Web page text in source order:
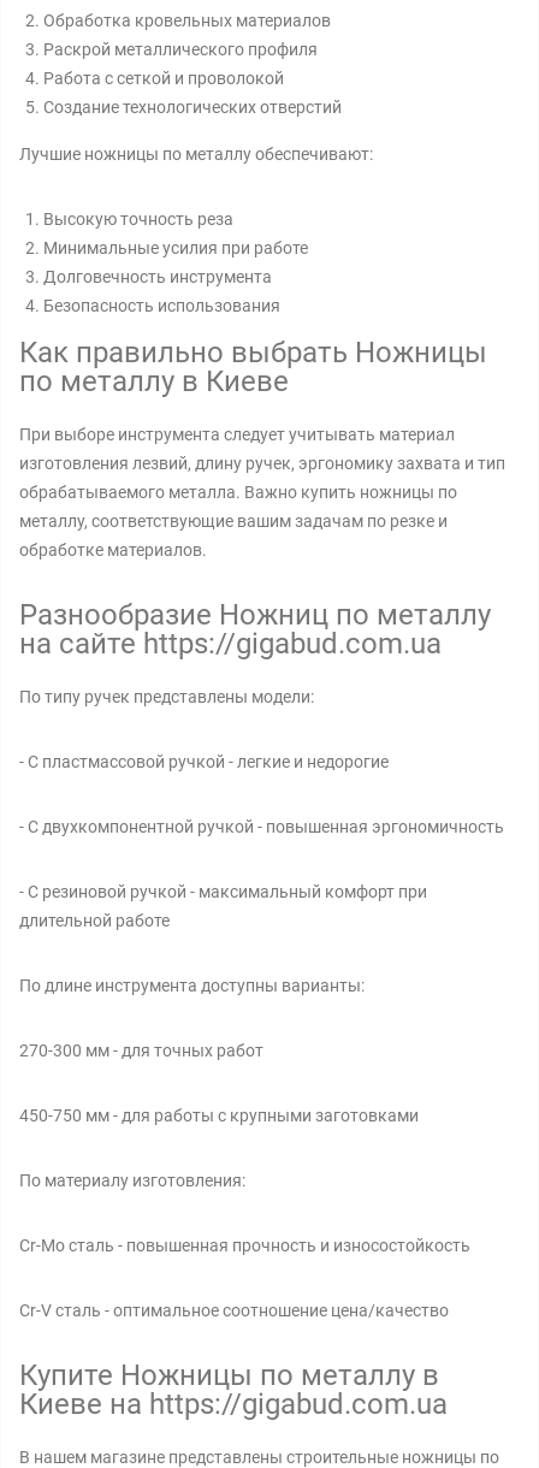
Обработка кровельных материалов
Раскрой металлического профиля
Работа с сеткой и проволокой
Создание технологических отверстий
Лучшие ножницы по металлу обеспечивают:
Высокую точность реза
Минимальные усилия при работе
Долговечность инструмента
Безопасность использования
Как правильно выбрать Ножницы
по металлу в Киеве
При выборе инструмента следует учитывать материал
изготовления лезвий, длину ручек, эргономику захвата и тип
обрабатываемого металла. Важно купить ножницы по
металлу, соответствующие вашим задачам по резке и
обработке материалов.
Разнообразие Ножниц по металлу
на сайте https://gigabud.com.ua
По типу ручек представлены модели:
- С пластмассовой ручкой - легкие и недорогие
- С двухкомпонентной ручкой - повышенная эргономичность
- С резиновой ручкой - максимальный комфорт при
длительной работе
По длине инструмента доступны варианты:
270-300 мм - для точных работ
450-750 мм - для работы с крупными заготовками
По материалу изготовления:
Cr-Mo сталь - повышенная прочность и износостойкость
Cr-V сталь - оптимальное соотношение цена/качество
Купите Ножницы по металлу в
Киеве на https://gigabud.com.ua
В нашем магазине представлены строительные ножницы по